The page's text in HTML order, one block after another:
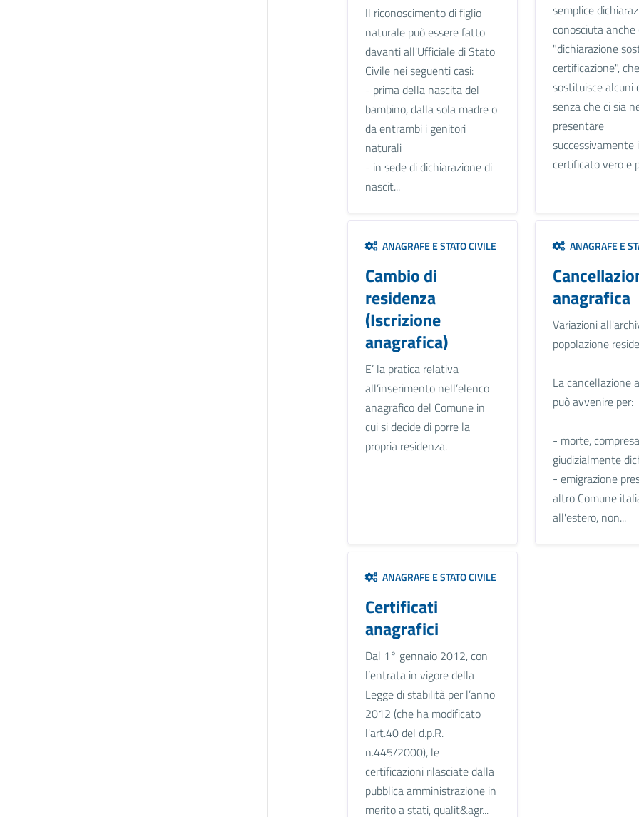
Il riconoscimento di figlio
naturale può essere fatto
davanti all'Ufficiale di Stato
Civile nei seguenti casi:
- prima della nascita del
bambino, dalla sola madre o
da entrambi i genitori
naturali
- in sede di dichiarazione di
nascit...
semplice
conosciuta anche
"dichiarazione
certificazione", che
sostituisce alcuni
senza che ci sia
presentare
successivamente
certificato vero e
ANAGRAFE E STATO CIVILE
Cambio di
residenza
(Iscrizione
anagrafica)
E’ la pratica relativa
all’inserimento nell’elenco
anagrafico del Comune in
cui si decide di porre la
propria residenza.
ANAGRAFE E
anagrafica
Variazioni
popolazione
La cancellazione
può avvenire per:
- morte,
giudizialmente
- emigrazione
altro Comune
all'estero, non...
ANAGRAFE E STATO CIVILE
Certificati
anagrafici
Dal 1° gennaio 2012, con
l’entrata in vigore della
Legge di stabilità per l’anno
2012 (che ha modificato
l'art.40 del d.p.R.
n.445/2000), le
certificazioni rilasciate dalla
pubblica amministrazione in
merito a stati, qualit&agr...